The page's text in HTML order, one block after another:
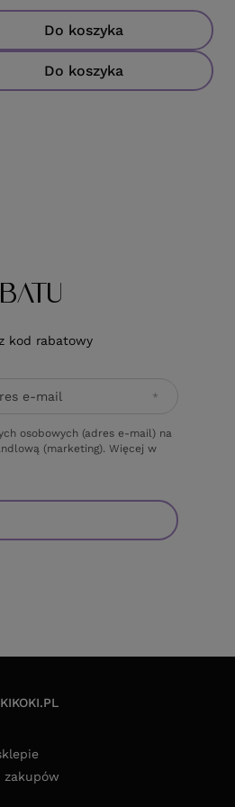
Do koszyka
Do koszyka
kod rabatowy
e-mail
osobowych (adres e-mail) na
(marketing). Więcej w
zakupów